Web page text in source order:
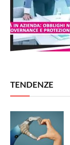
TENDENZE